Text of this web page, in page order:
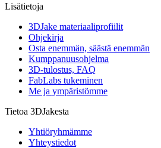
Lisätietoja
3DJake materiaaliprofiilit
Ohjekirja
Osta enemmän, säästä enemmän
Kumppanuusohjelma
3D-tulostus, FAQ
FabLabs tukeminen
Me ja ympäristömme
Tietoa 3DJakesta
Yhtiöryhmämme
Yhteystiedot